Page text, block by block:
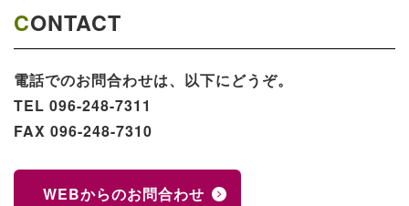
CONTACT
電話でのお問合わせは、以下にどうぞ。
TEL 096-248-7311
FAX 096-248-7310
WEBからのお問合わせ